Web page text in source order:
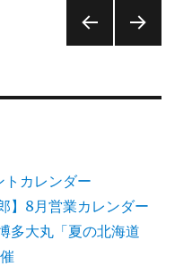
トカレンダー
】8月営業カレンダー
多大丸「夏の北海道